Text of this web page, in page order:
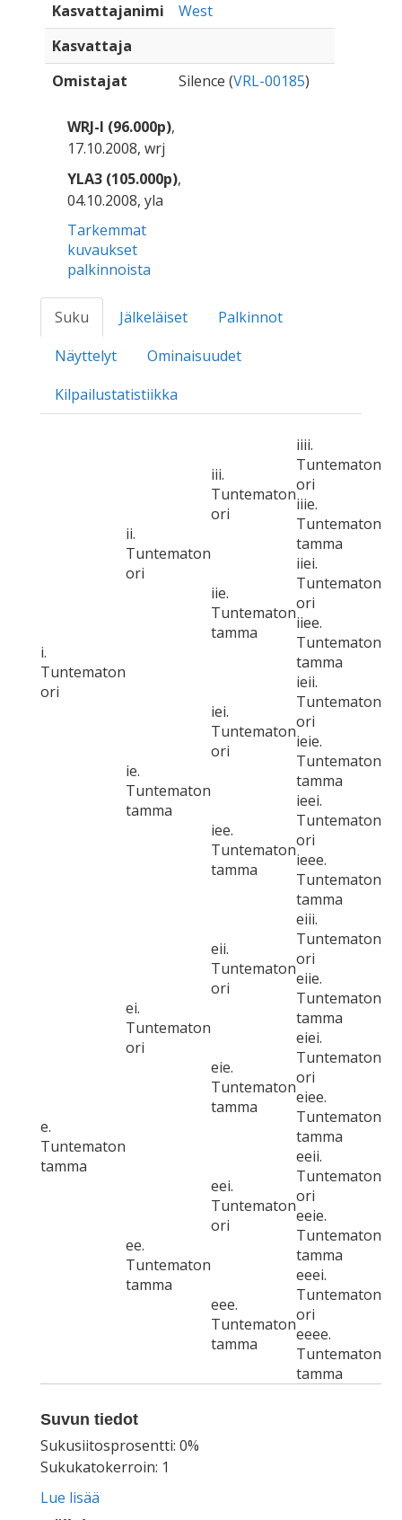
Kasvattajanimi
West
Kasvattaja
Omistajat
Silence (VRL-00185)
WRJ-I (96.000p),
17.10.2008, wrj
YLA3 (105.000p),
04.10.2008, yla
Tarkemmat
kuvaukset
palkinnoista
Suku Jälkeläiset
Palkinnot
Näyttelyt
Ominaisuudet
Kilpailustatistiikka
i.
Tuntematon
ori
ii.
Tuntematon
ori
iii.
Tuntematon
ori
iiii.
Tuntematon
ori
iiie.
Tuntematon
tamma
iie.
Tuntematon
tamma
iiei.
Tuntematon
ori
iiee.
Tuntematon
tamma
ie.
Tuntematon
tamma
iei.
Tuntematon
ori
ieii.
Tuntematon
ori
ieie.
Tuntematon
tamma
iee.
Tuntematon
tamma
ieei.
Tuntematon
ori
ieee.
Tuntematon
tamma
e.
Tuntematon
tamma
ei.
Tuntematon
ori
eii.
Tuntematon
ori
eiii.
Tuntematon
ori
eiie.
Tuntematon
tamma
eie.
Tuntematon
tamma
eiei.
Tuntematon
ori
eiee.
Tuntematon
tamma
ee.
Tuntematon
tamma
eei.
Tuntematon
ori
eeii.
Tuntematon
ori
eeie.
Tuntematon
tamma
eee.
Tuntematon
tamma
eeei.
Tuntematon
ori
eeee.
Tuntematon
tamma
Suvun tiedot
Sukusiitosprosentti: 0%
Sukukatokerroin: 1
Lue lisää